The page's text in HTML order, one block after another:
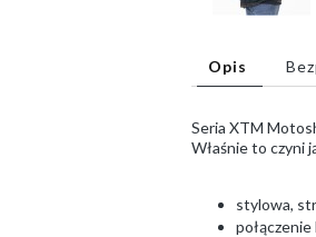
Opis
Seria XTM
Właśnie to czyni
stylowa,